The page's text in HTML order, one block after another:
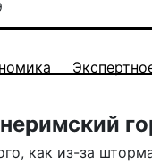
как из-за